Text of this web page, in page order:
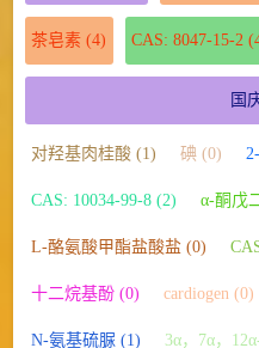
茶皂素 (4) CAS: 8047-15-2
国
对羟基肉桂酸 (1) 碘 (0)
CAS: 10034-99-8 (2) α-酮戊
L-酪氨酸甲酯盐酸盐 (0)
十二烷基酚 (0) cardiogen (0)
N-氨基硫脲 (1) 3α，7α，